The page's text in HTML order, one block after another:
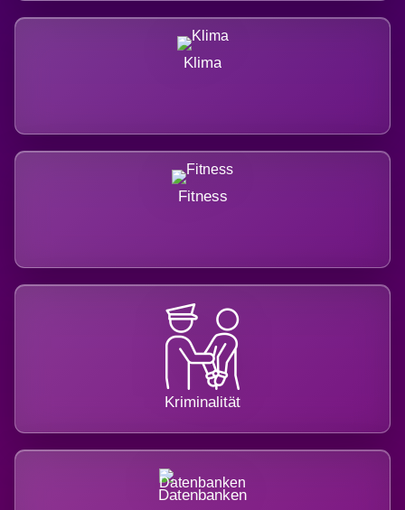
Klima
Fitness
Kriminalität
Datenbanken